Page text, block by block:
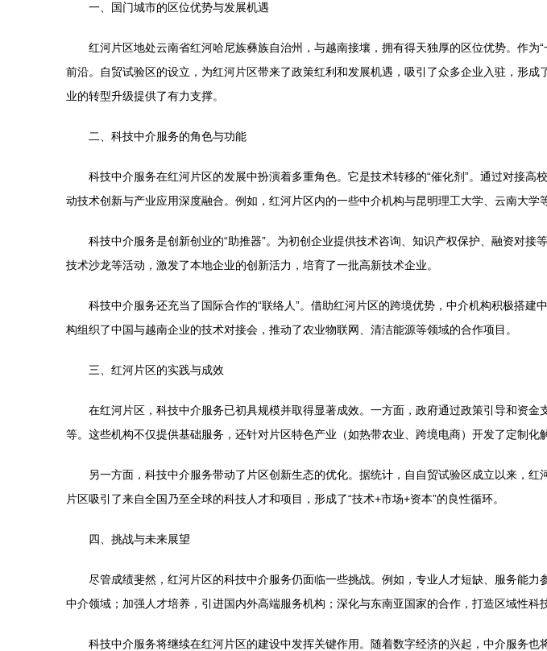
一、国门城市的区位优势与发展机遇
红河片区地处云南省红河哈尼族彝族自治州，与越南接壤，拥有得天独厚的区位优势。作
前沿。自贸试验区的设立，为红河片区带来了政策红利和发展机遇，吸引了众多企业入驻，形
业的转型升级提供了有力支撑。
二、科技中介服务的角色与功能
科技中介服务在红河片区的发展中扮演着多重角色。它是技术转移的“催化剂”。通过对接
动技术创新与产业应用深度融合。例如，红河片区内的一些中介机构与昆明理工大学、云南大学
科技中介服务是创新创业的“助推器”。为初创企业提供技术咨询、知识产权保护、融资对
技术沙龙等活动，激发了本地企业的创新活力，培育了一批高新技术企业。
科技中介服务还充当了国际合作的“联络人”。借助红河片区的跨境优势，中介机构积极搭
构组织了中国与越南企业的技术对接会，推动了农业物联网、清洁能源等领域的合作项目。
三、红河片区的实践与成效
在红河片区，科技中介服务已初具规模并取得显著成效。一方面，政府通过政策引导和资
等。这些机构不仅提供基础服务，还针对片区特色产业（如热带农业、跨境电商）开发了定制化
另一方面，科技中介服务带动了片区创新生态的优化。据统计，自自贸试验区成立以来，
片区吸引了来自全国乃至全球的科技人才和项目，形成了“技术+市场+资本”的良性循环。
四、挑战与未来展望
尽管成绩斐然，红河片区的科技中介服务仍面临一些挑战。例如，专业人才短缺、服务能
中介领域；加强人才培养，引进国内外高端服务机构；深化与东南亚国家的合作，打造区域性科
科技中介服务将继续在红河片区的建设中发挥关键作用。随着数字经济的兴起，中介服务